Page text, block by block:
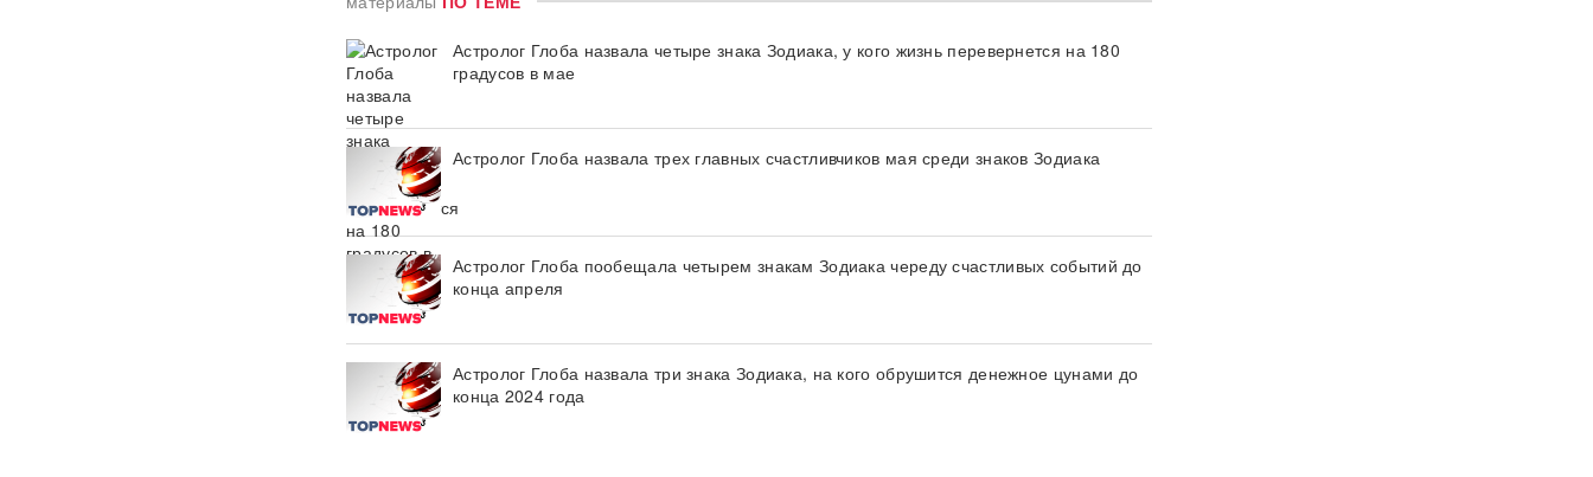
Астролог Глоба назвала четыре знака Зодиака, у кого жизнь перевернется на 180
градусов в мае
Астролог Глоба назвала трех главных счастливчиков мая среди знаков Зодиака
Астролог Глоба пообещала четырем знакам Зодиака череду счастливых событий до
конца апреля
Астролог Глоба назвала три знака Зодиака, на кого обрушится денежное цунами до
конца 2024 года